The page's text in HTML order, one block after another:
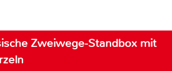
Zweiwege-Standbox mit